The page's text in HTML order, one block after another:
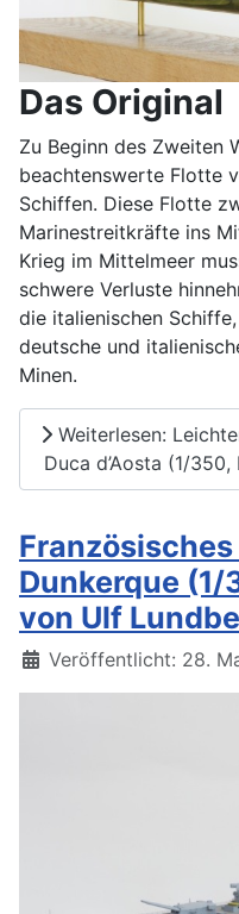
Das Original
Zu Beginn des Zweiten
beachtenswerte Flotte
Schiffen. Diese Flotte
Marinestreitkräfte ins
Krieg im Mittelmeer
schwere Verluste
die italienischen
deutsche und
Minen.
Weiterlesen:
Duca d’Aosta (1/
Dunkerque (1/
von Ulf
Details
Veröffentlicht: 28.